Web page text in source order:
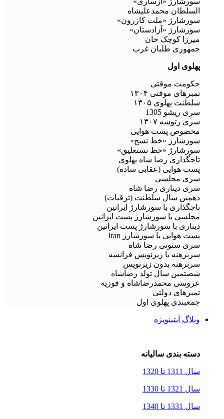
السلطان محمدعلیشاه
سورشارژ «ملت کازرون»
سورشارژ «آزادستان»
میرزا کوچک خان
جمهوری طلبان غرب
پهلوی اول
حکومت موقتی
تمبرهای موقتی ۱۳۰۴
سلطنت پهلوی ۱۳۰۵
سری ریشو 1305
سری رتوشه ۱۳۰۷
مخصوص پست هوایی
سورشارژ «خط نسخ»
سورشارژ «خط نستعلیق»
تاجگذاری رضا شاه پهلوی
پست هوایی (عقابی ساده)
سری مجلسی
سری دیناری رضا شاه
دهمین سال سلطنت (ترقیات)
تاجگذاری با سورشارژ ایرانین
مجلسی با سورشارژ پست ایرانین
دیناری با سورشارژ پست ایرانین
پست هوایی با سورشارژ Iran
سری ستونی رضا شاه
سربرهنه با زیرنویس فرانسه
سربرهنه بدون زیرنویس
شصتمین سال تولد رضاشاه
عروسی محمدرضاشاه و فوزیه
تمبرهای دولتی
جمعبندی پهلوی اول
وبلاگ آبتینویژه
دسته بندی سالیانه
سال 1311 تا 1320
سال 1321 تا 1330
سال 1331 تا 1340